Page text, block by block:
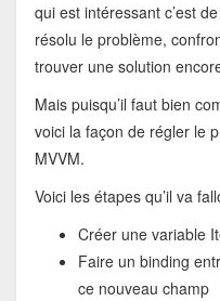
qui est intéressant c’est
résolu le problème,
trouver une solution
Mais puisqu’il faut bien
voici la façon de régler le
MVVM.
Voici les étapes qu’il va
Créer une variable
Faire un binding
ce nouveau champ